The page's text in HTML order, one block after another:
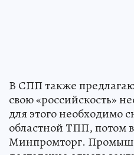
В СПП также
свою «российскость»
для этого необходимо
областной ТПП, потом
Минпромторг.